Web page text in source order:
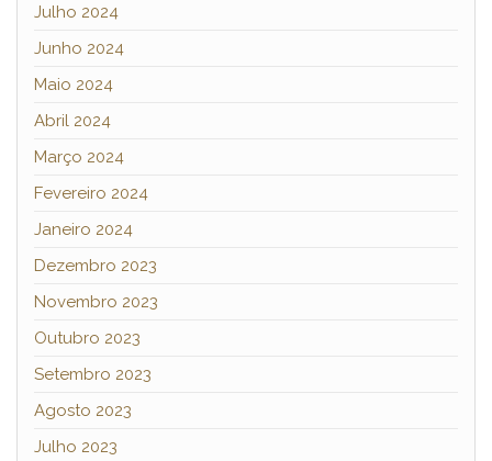
Julho 2024
Junho 2024
Maio 2024
Abril 2024
Março 2024
Fevereiro 2024
Janeiro 2024
Dezembro 2023
Novembro 2023
Outubro 2023
Setembro 2023
Agosto 2023
Julho 2023